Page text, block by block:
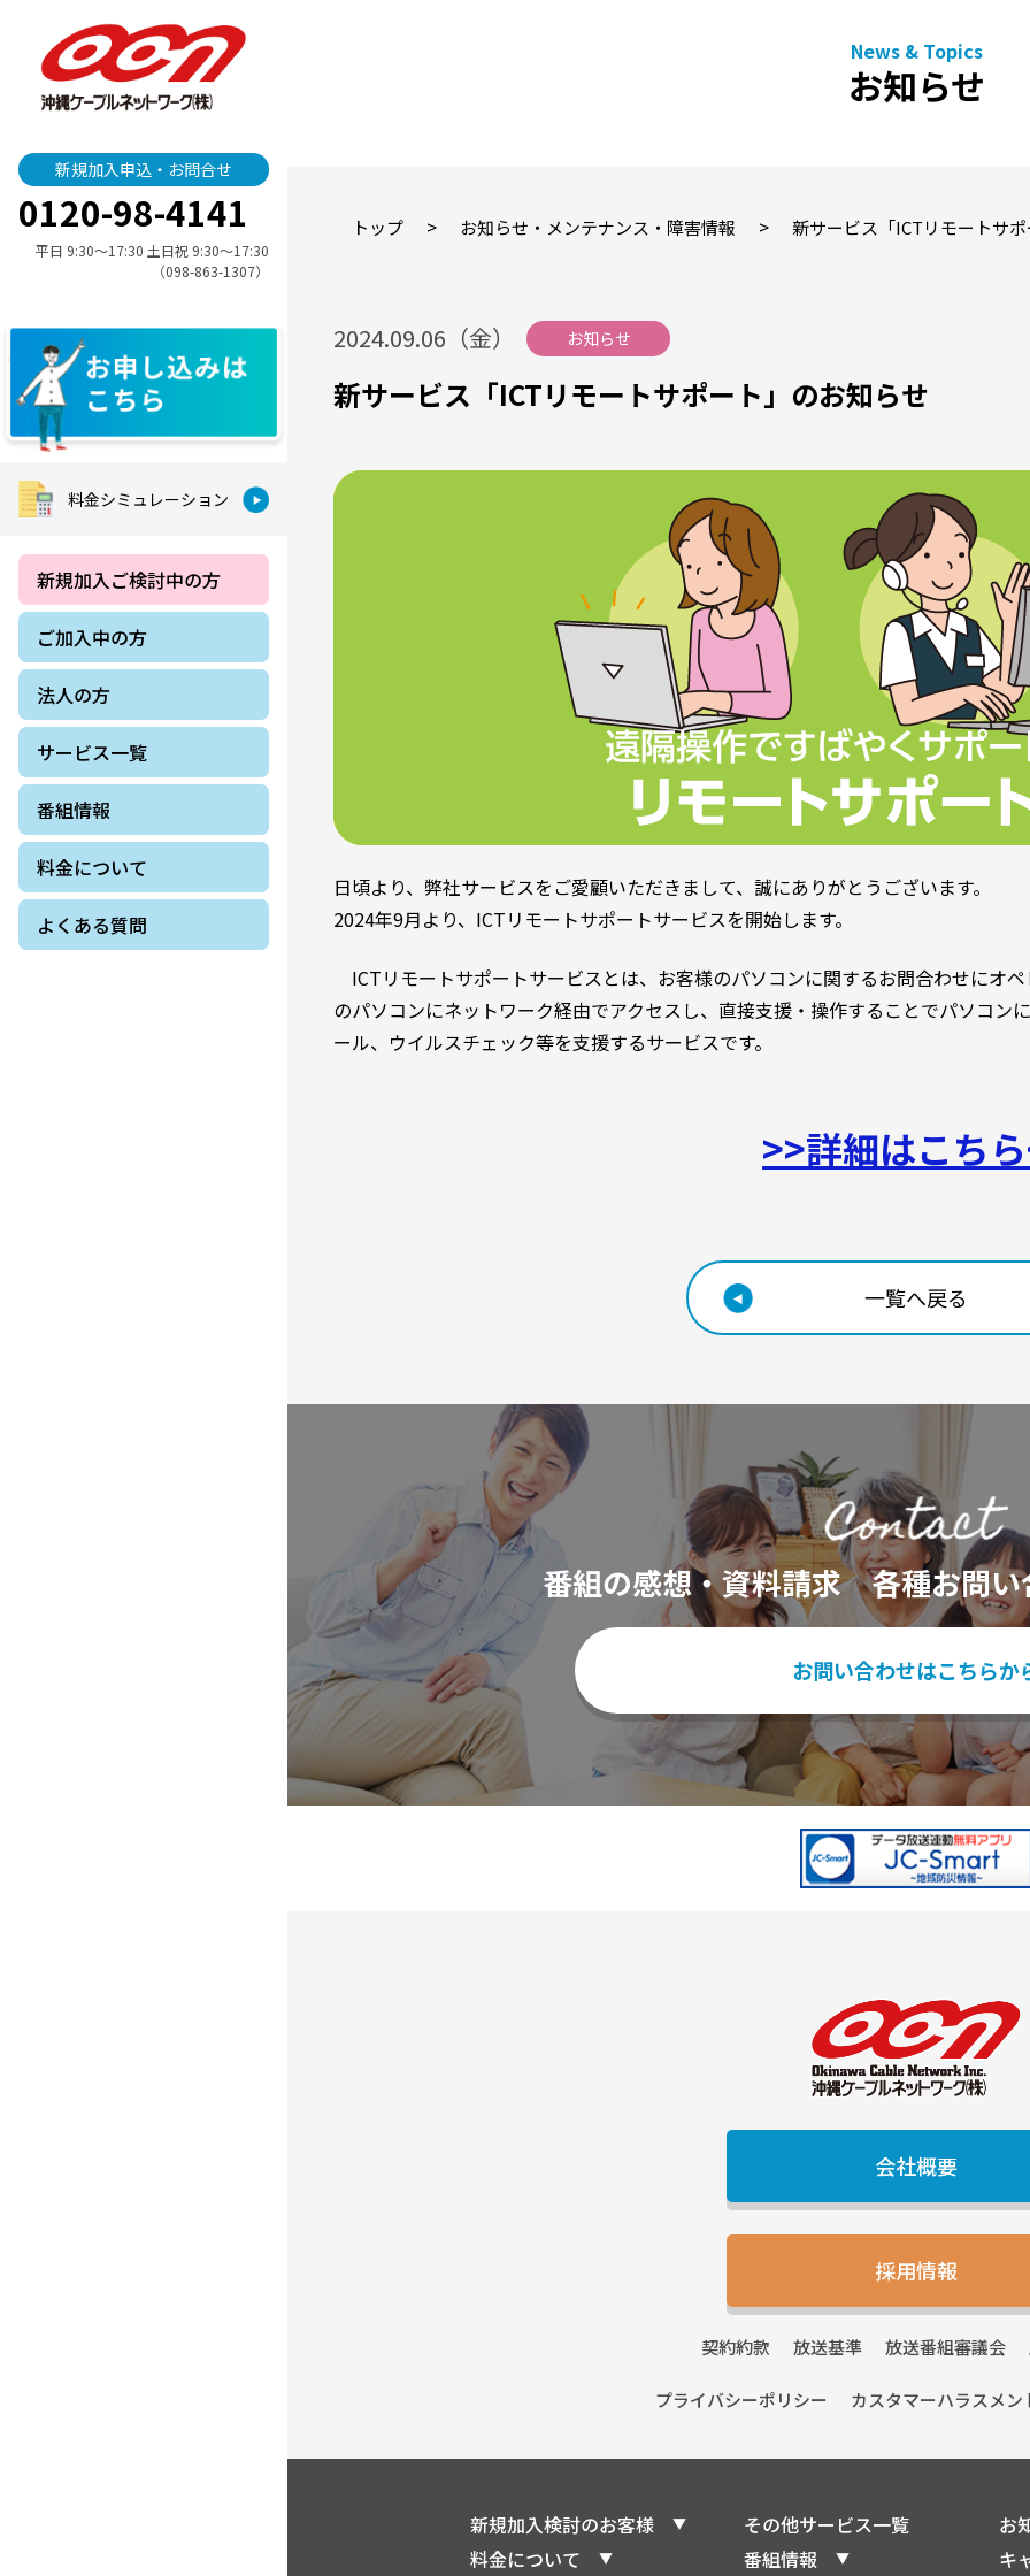
新規加入申込・お問合せ
0120-98-4141
平日 9:30〜17:30 土日祝 9:30〜17:30
（098-863-1307）
料金シミュレーション
新規加入ご検討中の方
ご加入中の方
法人の方
サービス一覧
番組情報
料金について
よくある質問
お知らせ
トップ > お知らせ・メンテナンス・障害情報 > 新サービス「ICTリモートサ
2024.09.06（金） お知らせ
新サービス「ICTリモートサポート」のお知らせ
日頃より、弊社サービスをご愛顧いただきまして、誠にありがとうございます。
2024年9月より、ICTリモートサポートサービスを開始します。
ICTリモートサポートサービスとは、お客様のパソコンに関するお問合わせにオ
のパソコンにネットワーク経由でアクセスし、直接支援・操作することでパソコン
ール、ウイルスチェック等を支援するサービスです。
>>詳細はこち
一覧へ戻る
番組の感想・資料請求各種お問
お問い合わせはこちらか
会社概要
採用情報
契約約款 放送基準 放送番組審議会
プライバシーポリシー カスタマーハラスメン
新規加入検討のお客様
料金について
その他サービス一覧
番組情報
お
キ